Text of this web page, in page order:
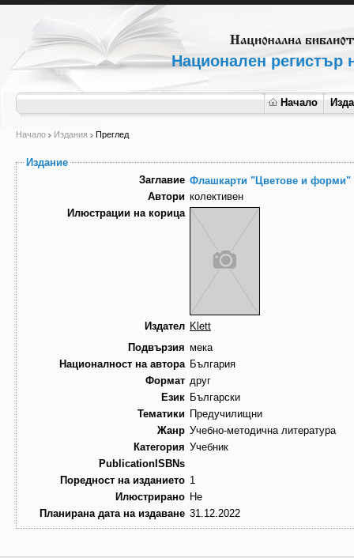
Национален регистър
Начало
Начало Издания Преглед
Издание
Заглавие Флашкарти "Цветове и форми"
Автори колективен
Илюстрации на корица
Издател Klett
Подвързия мека
Националност на автора България
Формат друг
Език Български
Тематики Предучилищни
Жанр Учебно-методична литература
Категория Учебник
PublicationISBNs
Поредност на изданието 1
Илюстрирано Не
Планирана дата на издаване 31.12.2022